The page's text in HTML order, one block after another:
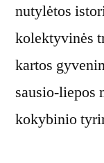
nutylėtos
kolektyvinės
kartos
sausio-liepos
kokybinio